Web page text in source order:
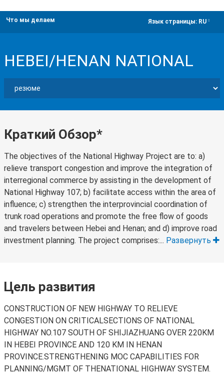
Что мы делаем Язык страницы: RU
HEBEI/HENAN NATIONAL
Краткий Обзор*
The objectives of the National Highway Project are to: a)
relieve transport congestion and improve the integration of
interregional commerce by assisting in the development of
National Highway 107; b) facilitate access within the area of
influence; c) strengthen the interprovincial coordination of
trunk road operations and promote the free flow of goods
and travelers between Hebei and Henan; and d) improve road
investment planning. The project comprises:... Развернуть
Цель развития
CONSTRUCTION OF NEW HIGHWAY TO RELIEVE
CONGESTION ON CRITICALSECTIONS OF NATIONAL
HIGHWAY NO.107 SOUTH OF SHIJIAZHUANG OVER 220KM
IN HEBEI PROVINCE AND 120 KM IN HENAN
PROVINCE.STRENGTHENING MOC CAPABILITIES FOR
PLANNING/MGMT OF THENATIONAL HIGHWAY SYSTEM.